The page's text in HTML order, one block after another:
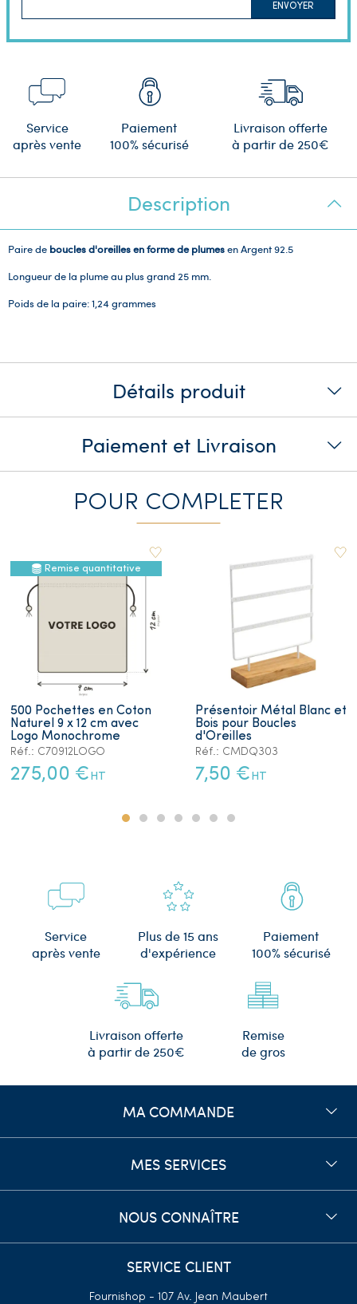
ENVOYER
Service
après vente
Paiement
100% sécurisé
Livraison offerte
à partir de 250€
Description
Paire de boucles d'oreilles en forme de plumesen Argent 92.5
Longueur de la plume au plus grand 25 mm.
Poids de la paire: 1,24 grammes
Détails produit
Paiement et Livraison
POUR COMPLETER
Remise quantitative
500 Pochettes en Coton
Naturel 9 x 12 cm avec
Logo Monochrome
Réf.: C70912LOGO
275,00 € HT
Présentoir Métal Blanc et
Bois pour Boucles
d'Oreilles
Réf.: CMDQ303
7,50 € HT
Service
après vente
Plus de 15 ans
d'expérience
Paiement
100% sécurisé
Livraison offerte
à partir de 250€
Remise
de gros
MA COMMANDE
MES SERVICES
NOUS CONNAÎTRE
SERVICE CLIENT
Fournishop - 107 Av. Jean Maubert